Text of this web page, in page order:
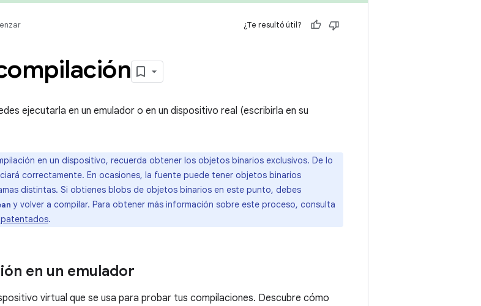
¿Te resultó útil?
ejecutarla en un emulador o en un dispositivo real (escribirla en su
en un dispositivo, recuerda obtener los objetos binarios exclusivos. De lo
correctamente. En ocasiones, la fuente puede tener objetos binarios
distintas. Si obtienes blobs de objetos binarios en este punto, debes
y volver a compilar. Para obtener más información sobre este proceso, consulta
.
en un emulador
virtual que se usa para probar tus compilaciones. Descubre cómo